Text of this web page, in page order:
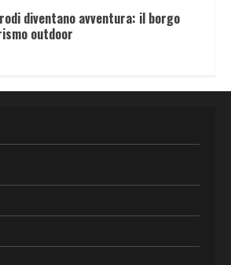
diventano avventura: il borgo
outdoor